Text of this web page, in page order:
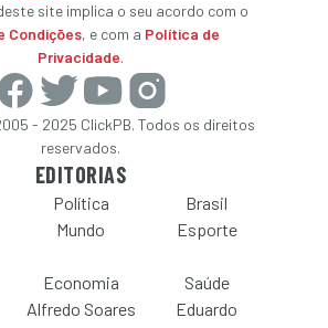
site implica o seu acordo com o
Condições, e com a Política de
Privacidade.
- 2025 ClickPB. Todos os direitos
reservados.
EDITORIAS
Política
Brasil
Mundo Esporte
Economia
Saúde
Alfredo Soares
Eduardo